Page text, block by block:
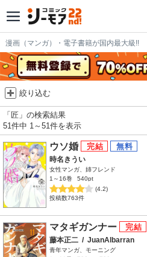
漫画（マンガ）・電子書籍が国内最大級!!
絞り込む
「匠」の検索結果
51件中 1～51件を表示
ウソ婚
時名きうい
女性マンガ、姉フレンド
1～16巻
540pt
(4.2)
投稿数763件
マタギガンナー
藤本正二 / JuanAlbarran
青年マンガ、モーニング